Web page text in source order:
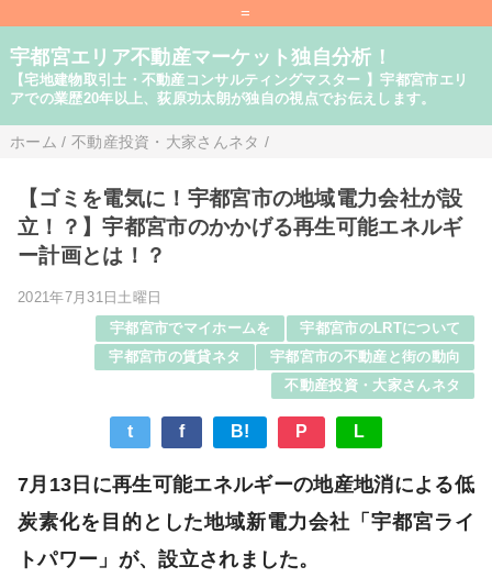
=
宇都宮エリア不動産マーケット独自分析！
【宅地建物取引士・不動産コンサルティングマスター 】宇都宮市エリ
アでの業歴20年以上、荻原功太朗が独自の視点でお伝えします。
ホーム / 不動産投資・大家さんネタ /
【ゴミを電気に！宇都宮市の地域電力会社が設
立！？】宇都宮市のかかげる再生可能エネルギ
ー計画とは！？
2021年7月31日土曜日
宇都宮市でマイホームを
宇都宮市のLRTについて
宇都宮市の賃貸ネタ
宇都宮市の不動産と街の動向
不動産投資・大家さんネタ
t f B! P L
7月13日に再生可能エネルギーの地産地消による低
炭素化を目的とした地域新電力会社 「宇都宮ライ
トパワー」 が、設立されました。